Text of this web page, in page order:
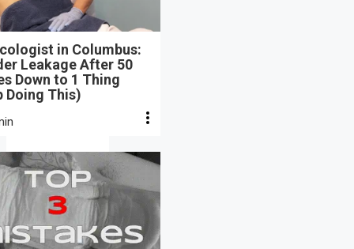
in Columbus:
Leakage After 50
Down to 1 Thing
Doing This)